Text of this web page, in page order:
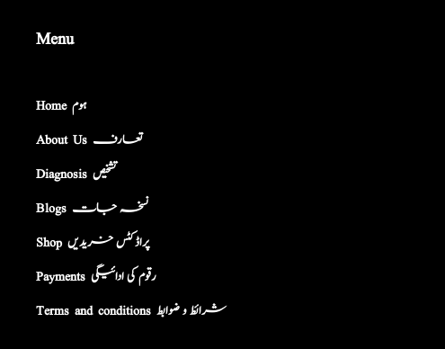
Menu
Home ہوم
About Us تعارف
Diagnosis تشخیص
Blogs نسخہ جات
Shop پراڈکٹس خریدیں
Payments رقوم کی ادائیگی
Terms and conditions شرائط و ضوابط